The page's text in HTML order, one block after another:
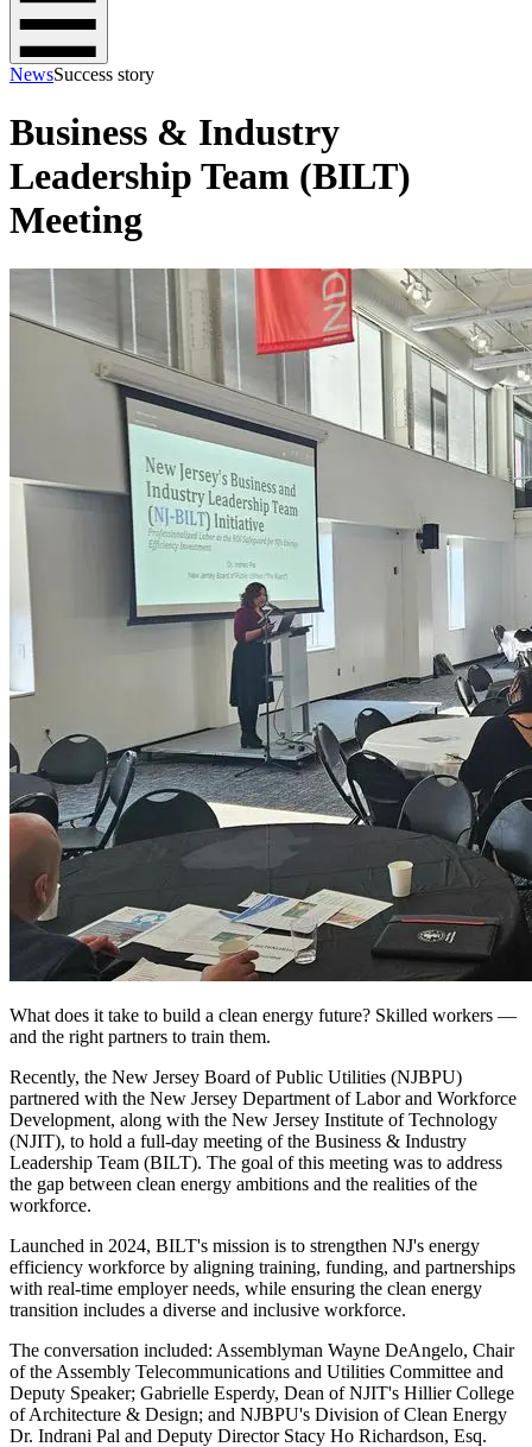
NewsSuccess story
Business & Industry
Leadership Team (BILT)
Meeting
What does it take to build a clean energy future? Skilled workers —
and the right partners to train them.​​​​‌ ‍ ​‍​‍‌‍ ‌ ​‍‌‍‍‌‌‍‌ ‌‍‍‌‌‍ ‍​‍​‍​ ‍‍​‍​‍‌ ​ ‌‍​‌‌‍ ‍‌‍‍‌‌ ‌​‌ ‍‌​‍ ‍‌‍‍‌‌‍ ​‍​‍​‍ ​​‍​‍‌‍‍​‌ ​‍‌‍‌‌‌‍‌‍​‍​‍​ ‍‍​‍​‍‌‍‍​‌ ‌​‌ ‌​‌ ​​​ ‍‍​‍ ​‍ ‌‍ ​‌‍ ‌‍​ ‌‍​‌‌‍ ​‌‍‍​‌‍ ‌ ​ ‌ ‌​​ ‍‍​ ​ ​ ​ ​ ​ ​ ​ ​‍ ‌‍‍‌‌‍ ‍‌ ‌​‌‍‌‌‌‍ ‍‌ ‌​​‍ ‌‍‌‌‌‍‌​‌‍‍‌‌ ‌​​‍ ‌‍ ‌‌‍ ‌‍‌​‌‍‌‌​ ‌‌ ​​‌ ​‍‌‍‌‌‌ ​ ‌‍‌‌‌‍ ‍‌ ‌​‌‍​‌‌ ‌​‌‍‍‌‌‍ ‌‍ ‍​ ‍ ‌‍‍‌‌‍‌​​ ‌​ ‍‌‌‍‌‍‌‍​ ​ ‌​​ ‌ ‌‍​ ​ ‍​​ ‌‍​‍ ‌‌‍​‍​ ‍​​ ‌‍​ ‌‍​‍ ‌​ ‌​​ ‌‍‌‍​‌​ ​​​‍ ‌‌‍​‍​ ‌ ‌‍‌‍‌‍​‍​‍ ‌‌‍‌‍​ ‍‌​ ‌ ​ ​‍‌‍‌‌‌‍​‍‌‍‌‍​ ​​‌‍‌‌‌‍‌‌‌‍‌‍​ ‍‌​ ‍ ‌ ‌​‌ ‍‌‌ ​​‌‍‌‌​ ‌‌‍​‌‌ ​‍‌ ‌​‌‍‍‌‌‍​ ‌‍ ​‌‍‌‌​ ‍ ‌ ​​‌‍​‌‌ ‌​‌‍‍​​ ‌‌ ​ ‌‍‌‌‌‍​ ‌ ‌​‌‍‍‌‌‍ ‌‍ ‍‌ ​ ​‍‌‌​ ‌‌‌​​‍‌‌ ‌‍‍ ‌‍‌‌‌ ‍‌​‍‌‌​ ​ ‌​‌​​‍‌‌​ ​ ‌​‌​​‍‌‌​ ​‍​ ​‍​ ‌‌​ ‌ ‌‍​‌‌‍​‌‌‍​ ​ ​​‌‍‌​‌‍​‍‌‍​ ‌‍‌​‌‍‌‍​ ‌ ​‍‌‌​ ​‍​ ​‍​‍‌‌​ ‌‌‌​‌​​‍ ‍‌‍​ ‌‍ ‌‍ ‍‌ ‌​‌‍‌‌‌‍ ‍‌ ‌​​‍‌‌​ ‌‌‌​​‍‌‌ ‌‍‍ ‌‍‌‌‌ ‍‌​‍‌‌​ ​ ‌​‌​​‍‌‌​ ​ ‌​‌​​‍‌‌​ ​‍​ ​‍​ ​ ​ ‍​​ ‍​​ ‍​‌‍‌‌​ ‍‌‌‍‌‌​ ​ ​ ‌ ‌‍‌‍​ ​​​ ‌‌​‍‌‌​ ​‍​ ​‍​‍‌‌​ ‌‌‌​‌​​‍ ‍‌‍​ ‌‍‍​‌‍‍‌‌‍ ​‌‍‌​‌ ​‍‌‍‌‌‌‍ ‍​‍‌‌​ ‌‌‌​​‍‌‌ ‌‍‍ ‌‍‌‌‌ ‍‌​‍‌‌​ ​ ‌​‌​​‍‌‌​ ​ ‌​‌​​‍‌‌​ ​‍​ ​‍​ ​‍​ ​​‌‍​‌​ ​​​ ‌​​ ​​​ ​ ‌‍​ ​ ‍‌‌‍​ ‌‍‌‍‌‍​ ​‍‌‌​ ​‍​ ​‍​‍‌‌​ ‌‌‌​‌​​‍ ‍‌ ‌​‌‍‌‌‌ ‍​‌ ‌​​ ‌‍​‍‌‍​‌‌ ​ ‌‍‌‌‌‌‌‌‌ ​‍‌‍ ​​ ‌‌‍‍​‌ ‌​‌ ‌​‌ ​​​‍‌‌​ ​ ‌​​‌​‍‌‌​ ​‍‌​‌‍​‍‌‌​ ​‍‌​‌‍‌‍ ​‌‍ ‌‍​ ‌‍​‌‌‍ ​‌‍‍​‌‍ ‌ ​ ‌ ‌​​‍‌‌​ ​ ‌​​‌​ ​ ​ ​ ​ ​ ​ ​ ​‍‌‍‌‍‍‌‌‍‌​​ ‌​ ‍‌‌‍‌‍‌‍​ ​ ‌​​ ‌ ‌‍​ ​ ‍​​ ‌‍​‍ ‌‌‍​‍​ ‍​​ ‌‍​ ‌‍​‍ ‌​ ‌​​ ‌‍‌‍​‌​ ​​​‍ ‌‌‍​‍​ ‌ ‌‍‌‍‌‍​‍​‍ ‌‌‍‌‍​ ‍‌​ ‌ ​ ​‍‌‍‌‌‌‍​‍‌‍‌‍​ ​​‌‍‌‌‌‍‌‌‌‍‌‍​ ‍‌​‍‌‍‌ ‌​‌ ‍‌‌ ​​‌‍‌‌​ ‌‌‍​‌‌ ​‍‌ ‌​‌‍‍‌‌‍​ ‌‍ ​‌‍‌‌​‍‌‍‌ ​​‌‍​‌‌ ‌​‌‍‍​​ ‌‌ ​ ‌‍‌‌‌‍​ ‌ ‌​‌‍‍‌‌‍ ‌‍ ‍‌ ​ ​‍‌‌​ ‌‌‌​​‍‌‌ ‌‍‍ ‌‍‌‌‌ ‍‌​‍‌‌​ ​ ‌​‌​​‍‌‌​ ​ ‌​‌​​‍‌‌​ ​‍​ ​‍​ ‌‌​ ‌ ‌‍​‌‌‍​‌‌‍​ ​ ​​‌‍‌​‌‍​‍‌‍​ ‌‍‌​‌‍‌‍​ ‌ ​‍‌‌​ ​‍​ ​‍​‍‌‌​ ‌‌‌​‌​​‍ ‍‌‍​ ‌‍ ‌‍ ‍‌ ‌​‌‍‌‌‌‍ ‍‌ ‌​​‍‌‌​ ‌‌‌​​‍‌‌ ‌‍‍ ‌‍‌‌‌ ‍‌​‍‌‌​ ​ ‌​‌​​‍‌‌​ ​ ‌​‌​​‍‌‌​ ​‍​ ​‍​ ​ ​ ‍​​ ‍​​ ‍​‌‍‌‌​ ‍‌‌‍‌‌​ ​ ​ ‌ ‌‍‌‍​ ​​​ ‌‌​‍‌‌​ ​‍​ ​‍​‍‌‌​ ‌‌‌​‌​​‍ ‍‌‍​ ‌‍‍​‌‍‍‌‌‍ ​‌‍‌​‌ ​‍‌‍‌‌‌‍ ‍​‍‌‌​ ‌‌‌​​‍‌‌ ‌‍‍ ‌‍‌‌‌ ‍‌​‍‌‌​ ​ ‌​‌​​‍‌‌​ ​ ‌​‌​​‍‌‌​ ​‍​ ​‍​ ​‍​ ​​‌‍​‌​ ​​​ ‌​​ ​​​ ​ ‌‍​ ​ ‍‌‌‍​ ‌‍‌‍‌‍​ ​‍‌‌​ ​‍​ ​‍​‍‌‌​ ‌‌‌​‌​​‍ ‍‌ ‌​‌‍‌‌‌ ‍​‌ ‌​​‍‌‍‌ ​​‌‍‌‌‌ ​‍‌ ​ ‌ ​​‌‍‌‌‌‍​ ‌ ‌​‌‍‍‌‌ ‌‍‌‍‌‌​ ‌‌ ​​‌ ‌‌‌‍​‍‌‍ ​‌‍‍‌‌ ​ ‌‍‍​‌‍‌‌‌‍‌​​‍​‍‌ ‌
Recently, the New Jersey Board of Public Utilities (NJBPU)
partnered with the New Jersey Department of Labor and Workforce
Development, along with the New Jersey Institute of Technology
(NJIT), to hold a full-day meeting of the Business & Industry
Leadership Team (BILT). The goal of this meeting was to address
the gap between clean energy ambitions and the realities of the
workforce.​​​​‌ ‍ ​‍​‍‌‍ ‌ ​‍‌‍‍‌‌‍‌ ‌‍‍‌‌‍ ‍​‍​‍​ ‍‍​‍​‍‌ ​ ‌‍​‌‌‍ ‍‌‍‍‌‌ ‌​‌ ‍‌​‍ ‍‌‍‍‌‌‍ ​‍​‍​‍ ​​‍​‍‌‍‍​‌ ​‍‌‍‌‌‌‍‌‍​‍​‍​ ‍‍​‍​‍‌‍‍​‌ ‌​‌ ‌​‌ ​​​ ‍‍​‍ ​‍ ‌‍ ​‌‍ ‌‍​ ‌‍​‌‌‍ ​‌‍‍​‌‍ ‌ ​ ‌ ‌​​ ‍‍​ ​ ​ ​ ​ ​ ​ ​ ​‍ ‌‍‍‌‌‍ ‍‌ ‌​‌‍‌‌‌‍ ‍‌ ‌​​‍ ‌‍‌‌‌‍‌​‌‍‍‌‌ ‌​​‍ ‌‍ ‌‌‍ ‌‍‌​‌‍‌‌​ ‌‌ ​​‌ ​‍‌‍‌‌‌ ​ ‌‍‌‌‌‍ ‍‌ ‌​‌‍​‌‌ ‌​‌‍‍‌‌‍ ‌‍ ‍​ ‍ ‌‍‍‌‌‍‌​​ ‌​ ‍‌‌‍‌‍‌‍​ ​ ‌​​ ‌ ‌‍​ ​ ‍​​ ‌‍​‍ ‌‌‍​‍​ ‍​​ ‌‍​ ‌‍​‍ ‌​ ‌​​ ‌‍‌‍​‌​ ​​​‍ ‌‌‍​‍​ ‌ ‌‍‌‍‌‍​‍​‍ ‌‌‍‌‍​ ‍‌​ ‌ ​ ​‍‌‍‌‌‌‍​‍‌‍‌‍​ ​​‌‍‌‌‌‍‌‌‌‍‌‍​ ‍‌​ ‍ ‌ ‌​‌ ‍‌‌ ​​‌‍‌‌​ ‌‌‍​‌‌ ​‍‌ ‌​‌‍‍‌‌‍​ ‌‍ ​‌‍‌‌​ ‍ ‌ ​​‌‍​‌‌ ‌​‌‍‍​​ ‌‌ ​ ‌‍‌‌‌‍​ ‌ ‌​‌‍‍‌‌‍ ‌‍ ‍‌ ​ ​‍‌‌​ ‌‌‌​​‍‌‌ ‌‍‍ ‌‍‌‌‌ ‍‌​‍‌‌​ ​ ‌​‌​​‍‌‌​ ​ ‌​‌​​‍‌‌​ ​‍​ ​‍​ ‌‌​ ‌ ‌‍​‌‌‍​‌‌‍​ ​ ​​‌‍‌​‌‍​‍‌‍​ ‌‍‌​‌‍‌‍​ ‌ ​‍‌‌​ ​‍​ ​‍​‍‌‌​ ‌‌‌​‌​​‍ ‍‌‍​ ‌‍ ‌‍ ‍‌ ‌​‌‍‌‌‌‍ ‍‌ ‌​​‍‌‌​ ‌‌‌​​‍‌‌ ‌‍‍ ‌‍‌‌‌ ‍‌​‍‌‌​ ​ ‌​‌​​‍‌‌​ ​ ‌​‌​​‍‌‌​ ​‍​ ​‍‌‍‌​​ ​‍​ ​‍‌‍‌‌​ ‌‌‌‍​ ‌‍‌​‌‍​‌‌‍‌​​ ​​​ ​‍​ ​​​‍‌‌​ ​‍​ ​‍​‍‌‌​ ‌‌‌​‌​​‍ ‍‌‍​ ‌‍‍​‌‍‍‌‌‍ ​‌‍‌​‌ ​‍‌‍‌‌‌‍ ‍​‍‌‌​ ‌‌‌​​‍‌‌ ‌‍‍ ‌‍‌‌‌ ‍‌​‍‌‌​ ​ ‌​‌​​‍‌‌​ ​ ‌​‌​​‍‌‌​ ​‍​ ​‍​ ​‍‌‍​‍‌‍​‌‌‍‌​​ ​​‌‍​‌‌‍​‍​ ‌ ​ ​‌​ ​‍‌‍‌​‌‍‌‍​‍‌‌​ ​‍​ ​‍​‍‌‌​ ‌‌‌​‌​​‍ ‍‌ ‌​‌‍‌‌‌ ‍​‌ ‌​​ ‌‍​‍‌‍​‌‌ ​ ‌‍‌‌‌‌‌‌‌ ​‍‌‍ ​​ ‌‌‍‍​‌ ‌​‌ ‌​‌ ​​​‍‌‌​ ​ ‌​​‌​‍‌‌​ ​‍‌​‌‍​‍‌‌​ ​‍‌​‌‍‌‍ ​‌‍ ‌‍​ ‌‍​‌‌‍ ​‌‍‍​‌‍ ‌ ​ ‌ ‌​​‍‌‌​ ​ ‌​​‌​ ​ ​ ​ ​ ​ ​ ​ ​‍‌‍‌‍‍‌‌‍‌​​ ‌​ ‍‌‌‍‌‍‌‍​ ​ ‌​​ ‌ ‌‍​ ​ ‍​​ ‌‍​‍ ‌‌‍​‍​ ‍​​ ‌‍​ ‌‍​‍ ‌​ ‌​​ ‌‍‌‍​‌​ ​​​‍ ‌‌‍​‍​ ‌ ‌‍‌‍‌‍​‍​‍ ‌‌‍‌‍​ ‍‌​ ‌ ​ ​‍‌‍‌‌‌‍​‍‌‍‌‍​ ​​‌‍‌‌‌‍‌‌‌‍‌‍​ ‍‌​‍‌‍‌ ‌​‌ ‍‌‌ ​​‌‍‌‌​ ‌‌‍​‌‌ ​‍‌ ‌​‌‍‍‌‌‍​ ‌‍ ​‌‍‌‌​‍‌‍‌ ​​‌‍​‌‌ ‌​‌‍‍​​ ‌‌ ​ ‌‍‌‌‌‍​ ‌ ‌​‌‍‍‌‌‍ ‌‍ ‍‌ ​ ​‍‌‌​ ‌‌‌​​‍‌‌ ‌‍‍ ‌‍‌‌‌ ‍‌​‍‌‌​ ​ ‌​‌​​‍‌‌​ ​ ‌​‌​​‍‌‌​ ​‍​ ​‍​ ‌‌​ ‌ ‌‍​‌‌‍​‌‌‍​ ​ ​​‌‍‌​‌‍​‍‌‍​ ‌‍‌​‌‍‌‍​ ‌ ​‍‌‌​ ​‍​ ​‍​‍‌‌​ ‌‌‌​‌​​‍ ‍‌‍​ ‌‍ ‌‍ ‍‌ ‌​‌‍‌‌‌‍ ‍‌ ‌​​‍‌‌​ ‌‌‌​​‍‌‌ ‌‍‍ ‌‍‌‌‌ ‍‌​‍‌‌​ ​ ‌​‌​​‍‌‌​ ​ ‌​‌​​‍‌‌​ ​‍​ ​‍‌‍‌​​ ​‍​ ​‍‌‍‌‌​ ‌‌‌‍​ ‌‍‌​‌‍​‌‌‍‌​​ ​​​ ​‍​ ​​​‍‌‌​ ​‍​ ​‍​‍‌‌​ ‌‌‌​‌​​‍ ‍‌‍​ ‌‍‍​‌‍‍‌‌‍ ​‌‍‌​‌ ​‍‌‍‌‌‌‍ ‍​‍‌‌​ ‌‌‌​​‍‌‌ ‌‍‍ ‌‍‌‌‌ ‍‌​‍‌‌​ ​ ‌​‌​​‍‌‌​ ​ ‌​‌​​‍‌‌​ ​‍​ ​‍​ ​‍‌‍​‍‌‍​‌‌‍‌​​ ​​‌‍​‌‌‍​‍​ ‌ ​ ​‌​ ​‍‌‍‌​‌‍‌‍​‍‌‌​ ​‍​ ​‍​‍‌‌​ ‌‌‌​‌​​‍ ‍‌ ‌​‌‍‌‌‌ ‍​‌ ‌​​‍‌‍‌ ​​‌‍‌‌‌ ​‍‌ ​ ‌ ​​‌‍‌‌‌‍​ ‌ ‌​‌‍‍‌‌ ‌‍‌‍‌‌​ ‌‌ ​​‌ ‌‌‌‍​‍‌‍ ​‌‍‍‌‌ ​ ‌‍‍​‌‍‌‌‌‍‌​​‍​‍‌ ‌
Launched in 2024, BILT's mission is to strengthen NJ's energy
efficiency workforce by aligning training, funding, and partnerships
with real-time employer needs, while ensuring the clean energy
transition includes a diverse and inclusive workforce.​​​​‌ ‍ ​‍​‍‌‍ ‌ ​‍‌‍‍‌‌‍‌ ‌‍‍‌‌‍ ‍​‍​‍​ ‍‍​‍​‍‌ ​ ‌‍​‌‌‍ ‍‌‍‍‌‌ ‌​‌ ‍‌​‍ ‍‌‍‍‌‌‍ ​‍​‍​‍ ​​‍​‍‌‍‍​‌ ​‍‌‍‌‌‌‍‌‍​‍​‍​ ‍‍​‍​‍‌‍‍​‌ ‌​‌ ‌​‌ ​​​ ‍‍​‍ ​‍ ‌‍ ​‌‍ ‌‍​ ‌‍​‌‌‍ ​‌‍‍​‌‍ ‌ ​ ‌ ‌​​ ‍‍​ ​ ​ ​ ​ ​ ​ ​ ​‍ ‌‍‍‌‌‍ ‍‌ ‌​‌‍‌‌‌‍ ‍‌ ‌​​‍ ‌‍‌‌‌‍‌​‌‍‍‌‌ ‌​​‍ ‌‍ ‌‌‍ ‌‍‌​‌‍‌‌​ ‌‌ ​​‌ ​‍‌‍‌‌‌ ​ ‌‍‌‌‌‍ ‍‌ ‌​‌‍​‌‌ ‌​‌‍‍‌‌‍ ‌‍ ‍​ ‍ ‌‍‍‌‌‍‌​​ ‌​ ‍‌‌‍‌‍‌‍​ ​ ‌​​ ‌ ‌‍​ ​ ‍​​ ‌‍​‍ ‌‌‍​‍​ ‍​​ ‌‍​ ‌‍​‍ ‌​ ‌​​ ‌‍‌‍​‌​ ​​​‍ ‌‌‍​‍​ ‌ ‌‍‌‍‌‍​‍​‍ ‌‌‍‌‍​ ‍‌​ ‌ ​ ​‍‌‍‌‌‌‍​‍‌‍‌‍​ ​​‌‍‌‌‌‍‌‌‌‍‌‍​ ‍‌​ ‍ ‌ ‌​‌ ‍‌‌ ​​‌‍‌‌​ ‌‌‍​‌‌ ​‍‌ ‌​‌‍‍‌‌‍​ ‌‍ ​‌‍‌‌​ ‍ ‌ ​​‌‍​‌‌ ‌​‌‍‍​​ ‌‌ ​ ‌‍‌‌‌‍​ ‌ ‌​‌‍‍‌‌‍ ‌‍ ‍‌ ​ ​‍‌‌​ ‌‌‌​​‍‌‌ ‌‍‍ ‌‍‌‌‌ ‍‌​‍‌‌​ ​ ‌​‌​​‍‌‌​ ​ ‌​‌​​‍‌‌​ ​‍​ ​‍​ ‌‌​ ‌ ‌‍​‌‌‍​‌‌‍​ ​ ​​‌‍‌​‌‍​‍‌‍​ ‌‍‌​‌‍‌‍​ ‌ ​‍‌‌​ ​‍​ ​‍​‍‌‌​ ‌‌‌​‌​​‍ ‍‌‍​ ‌‍ ‌‍ ‍‌ ‌​‌‍‌‌‌‍ ‍‌ ‌​​‍‌‌​ ‌‌‌​​‍‌‌ ‌‍‍ ‌‍‌‌‌ ‍‌​‍‌‌​ ​ ‌​‌​​‍‌‌​ ​ ‌​‌​​‍‌‌​ ​‍​ ​‍‌‍​‌​ ‌‍​ ​‌‌‍​‍​ ‌ ‌‍​ ​ ​‍‌‍​ ​ ‌‌‌‍‌​​ ‌​‌‍​‌​‍‌‌​ ​‍​ ​‍​‍‌‌​ ‌‌‌​‌​​‍ ‍‌‍​ ‌‍‍​‌‍‍‌‌‍ ​‌‍‌​‌ ​‍‌‍‌‌‌‍ ‍​‍‌‌​ ‌‌‌​​‍‌‌ ‌‍‍ ‌‍‌‌‌ ‍‌​‍‌‌​ ​ ‌​‌​​‍‌‌​ ​ ‌​‌​​‍‌‌​ ​‍​ ​‍​ ‌‍​ ​‌‌‍‌​‌‍​‌​ ‌‍​ ‌‍​ ‌‌​ ‌​​ ​ ‌‍​ ​ ​ ‌‍​ ​‍‌‌​ ​‍​ ​‍​‍‌‌​ ‌‌‌​‌​​‍ ‍‌ ‌​‌‍‌‌‌ ‍​‌ ‌​​ ‌‍​‍‌‍​‌‌ ​ ‌‍‌‌‌‌‌‌‌ ​‍‌‍ ​​ ‌‌‍‍​‌ ‌​‌ ‌​‌ ​​​‍‌‌​ ​ ‌​​‌​‍‌‌​ ​‍‌​‌‍​‍‌‌​ ​‍‌​‌‍‌‍ ​‌‍ ‌‍​ ‌‍​‌‌‍ ​‌‍‍​‌‍ ‌ ​ ‌ ‌​​‍‌‌​ ​ ‌​​‌​ ​ ​ ​ ​ ​ ​ ​ ​‍‌‍‌‍‍‌‌‍‌​​ ‌​ ‍‌‌‍‌‍‌‍​ ​ ‌​​ ‌ ‌‍​ ​ ‍​​ ‌‍​‍ ‌‌‍​‍​ ‍​​ ‌‍​ ‌‍​‍ ‌​ ‌​​ ‌‍‌‍​‌​ ​​​‍ ‌‌‍​‍​ ‌ ‌‍‌‍‌‍​‍​‍ ‌‌‍‌‍​ ‍‌​ ‌ ​ ​‍‌‍‌‌‌‍​‍‌‍‌‍​ ​​‌‍‌‌‌‍‌‌‌‍‌‍​ ‍‌​‍‌‍‌ ‌​‌ ‍‌‌ ​​‌‍‌‌​ ‌‌‍​‌‌ ​‍‌ ‌​‌‍‍‌‌‍​ ‌‍ ​‌‍‌‌​‍‌‍‌ ​​‌‍​‌‌ ‌​‌‍‍​​ ‌‌ ​ ‌‍‌‌‌‍​ ‌ ‌​‌‍‍‌‌‍ ‌‍ ‍‌ ​ ​‍‌‌​ ‌‌‌​​‍‌‌ ‌‍‍ ‌‍‌‌‌ ‍‌​‍‌‌​ ​ ‌​‌​​‍‌‌​ ​ ‌​‌​​‍‌‌​ ​‍​ ​‍​ ‌‌​ ‌ ‌‍​‌‌‍​‌‌‍​ ​ ​​‌‍‌​‌‍​‍‌‍​ ‌‍‌​‌‍‌‍​ ‌ ​‍‌‌​ ​‍​ ​‍​‍‌‌​ ‌‌‌​‌​​‍ ‍‌‍​ ‌‍ ‌‍ ‍‌ ‌​‌‍‌‌‌‍ ‍‌ ‌​​‍‌‌​ ‌‌‌​​‍‌‌ ‌‍‍ ‌‍‌‌‌ ‍‌​‍‌‌​ ​ ‌​‌​​‍‌‌​ ​ ‌​‌​​‍‌‌​ ​‍​ ​‍‌‍​‌​ ‌‍​ ​‌‌‍​‍​ ‌ ‌‍​ ​ ​‍‌‍​ ​ ‌‌‌‍‌​​ ‌​‌‍​‌​‍‌‌​ ​‍​ ​‍​‍‌‌​ ‌‌‌​‌​​‍ ‍‌‍​ ‌‍‍​‌‍‍‌‌‍ ​‌‍‌​‌ ​‍‌‍‌‌‌‍ ‍​‍‌‌​ ‌‌‌​​‍‌‌ ‌‍‍ ‌‍‌‌‌ ‍‌​‍‌‌​ ​ ‌​‌​​‍‌‌​ ​ ‌​‌​​‍‌‌​ ​‍​ ​‍​ ‌‍​ ​‌‌‍‌​‌‍​‌​ ‌‍​ ‌‍​ ‌‌​ ‌​​ ​ ‌‍​ ​ ​ ‌‍​ ​‍‌‌​ ​‍​ ​‍​‍‌‌​ ‌‌‌​‌​​‍ ‍‌ ‌​‌‍‌‌‌ ‍​‌ ‌​​‍‌‍‌ ​​‌‍‌‌‌ ​‍‌ ​ ‌ ​​‌‍‌‌‌‍​ ‌ ‌​‌‍‍‌‌ ‌‍‌‍‌‌​ ‌‌ ​​‌ ‌‌‌‍​‍‌‍ ​‌‍‍‌‌ ​ ‌‍‍​‌‍‌‌‌‍‌​​‍​‍‌ ‌
The conversation included: Assemblyman Wayne DeAngelo, Chair
of the Assembly Telecommunications and Utilities Committee and
Deputy Speaker; Gabrielle Esperdy, Dean of NJIT's Hillier College
of Architecture & Design; and NJBPU's Division of Clean Energy
Dr. Indrani Pal and Deputy Director Stacy Ho Richardson, Esq.​​​​‌ ‍ ​‍​‍‌‍ ‌ ​‍‌‍‍‌‌‍‌ ‌‍‍‌‌‍ ‍​‍​‍​ ‍‍​‍​‍‌ ​ ‌‍​‌‌‍ ‍‌‍‍‌‌ ‌​‌ ‍‌​‍ ‍‌‍‍‌‌‍ ​‍​‍​‍ ​​‍​‍‌‍‍​‌ ​‍‌‍‌‌‌‍‌‍​‍​‍​ ‍‍​‍​‍‌‍‍​‌ ‌​‌ ‌​‌ ​​​ ‍‍​‍ ​‍ ‌‍ ​‌‍ ‌‍​ ‌‍​‌‌‍ ​‌‍‍​‌‍ ‌ ​ ‌ ‌​​ ‍‍​ ​ ​ ​ ​ ​ ​ ​ ​‍ ‌‍‍‌‌‍ ‍‌ ‌​‌‍‌‌‌‍ ‍‌ ‌​​‍ ‌‍‌‌‌‍‌​‌‍‍‌‌ ‌​​‍ ‌‍ ‌‌‍ ‌‍‌​‌‍‌‌​ ‌‌ ​​‌ ​‍‌‍‌‌‌ ​ ‌‍‌‌‌‍ ‍‌ ‌​‌‍​‌‌ ‌​‌‍‍‌‌‍ ‌‍ ‍​ ‍ ‌‍‍‌‌‍‌​​ ‌​ ‍‌‌‍‌‍‌‍​ ​ ‌​​ ‌ ‌‍​ ​ ‍​​ ‌‍​‍ ‌‌‍​‍​ ‍​​ ‌‍​ ‌‍​‍ ‌​ ‌​​ ‌‍‌‍​‌​ ​​​‍ ‌‌‍​‍​ ‌ ‌‍‌‍‌‍​‍​‍ ‌‌‍‌‍​ ‍‌​ ‌ ​ ​‍‌‍‌‌‌‍​‍‌‍‌‍​ ​​‌‍‌‌‌‍‌‌‌‍‌‍​ ‍‌​ ‍ ‌ ‌​‌ ‍‌‌ ​​‌‍‌‌​ ‌‌‍​‌‌ ​‍‌ ‌​‌‍‍‌‌‍​ ‌‍ ​‌‍‌‌​ ‍ ‌ ​​‌‍​‌‌ ‌​‌‍‍​​ ‌‌ ​ ‌‍‌‌‌‍​ ‌ ‌​‌‍‍‌‌‍ ‌‍ ‍‌ ​ ​‍‌‌​ ‌‌‌​​‍‌‌ ‌‍‍ ‌‍‌‌‌ ‍‌​‍‌‌​ ​ ‌​‌​​‍‌‌​ ​ ‌​‌​​‍‌‌​ ​‍​ ​‍​ ‌‌​ ‌ ‌‍​‌‌‍​‌‌‍​ ​ ​​‌‍‌​‌‍​‍‌‍​ ‌‍‌​‌‍‌‍​ ‌ ​‍‌‌​ ​‍​ ​‍​‍‌‌​ ‌‌‌​‌​​‍ ‍‌‍​ ‌‍ ‌‍ ‍‌ ‌​‌‍‌‌‌‍ ‍‌ ‌​​‍‌‌​ ‌‌‌​​‍‌‌ ‌‍‍ ‌‍‌‌‌ ‍‌​‍‌‌​ ​ ‌​‌​​‍‌‌​ ​ ‌​‌​​‍‌‌​ ​‍​ ​‍​ ‍‌‌‍​ ​ ​​​ ​​​ ​‍‌‍​‌‌‍‌‌‌‍‌‍‌‍​‌‌‍​‍​ ‌‌​ ‌ ​‍‌‌​ ​‍​ ​‍​‍‌‌​ ‌‌‌​‌​​‍ ‍‌‍​ ‌‍‍​‌‍‍‌‌‍ ​‌‍‌​‌ ​‍‌‍‌‌‌‍ ‍​‍‌‌​ ‌‌‌​​‍‌‌ ‌‍‍ ‌‍‌‌‌ ‍‌​‍‌‌​ ​ ‌​‌​​‍‌‌​ ​ ‌​‌​​‍‌‌​ ​‍​ ​‍‌‍​‍‌‍‌‌‌‍‌‌​ ‍‌​ ‌‌‌‍‌‍​ ‌‌‌‍‌‌‌‍​‍​ ‌ ​ ‌ ‌‍‌‌​‍‌‌​ ​‍​ ​‍​‍‌‌​ ‌‌‌​‌​​‍ ‍‌ ‌​‌‍‌‌‌ ‍​‌ ‌​​ ‌‍​‍‌‍​‌‌ ​ ‌‍‌‌‌‌‌‌‌ ​‍‌‍ ​​ ‌‌‍‍​‌ ‌​‌ ‌​‌ ​​​‍‌‌​ ​ ‌​​‌​‍‌‌​ ​‍‌​‌‍​‍‌‌​ ​‍‌​‌‍‌‍ ​‌‍ ‌‍​ ‌‍​‌‌‍ ​‌‍‍​‌‍ ‌ ​ ‌ ‌​​‍‌‌​ ​ ‌​​‌​ ​ ​ ​ ​ ​ ​ ​ ​‍‌‍‌‍‍‌‌‍‌​​ ‌​ ‍‌‌‍‌‍‌‍​ ​ ‌​​ ‌ ‌‍​ ​ ‍​​ ‌‍​‍ ‌‌‍​‍​ ‍​​ ‌‍​ ‌‍​‍ ‌​ ‌​​ ‌‍‌‍​‌​ ​​​‍ ‌‌‍​‍​ ‌ ‌‍‌‍‌‍​‍​‍ ‌‌‍‌‍​ ‍‌​ ‌ ​ ​‍‌‍‌‌‌‍​‍‌‍‌‍​ ​​‌‍‌‌‌‍‌‌‌‍‌‍​ ‍‌​‍‌‍‌ ‌​‌ ‍‌‌ ​​‌‍‌‌​ ‌‌‍​‌‌ ​‍‌ ‌​‌‍‍‌‌‍​ ‌‍ ​‌‍‌‌​‍‌‍‌ ​​‌‍​‌‌ ‌​‌‍‍​​ ‌‌ ​ ‌‍‌‌‌‍​ ‌ ‌​‌‍‍‌‌‍ ‌‍ ‍‌ ​ ​‍‌‌​ ‌‌‌​​‍‌‌ ‌‍‍ ‌‍‌‌‌ ‍‌​‍‌‌​ ​ ‌​‌​​‍‌‌​ ​ ‌​‌​​‍‌‌​ ​‍​ ​‍​ ‌‌​ ‌ ‌‍​‌‌‍​‌‌‍​ ​ ​​‌‍‌​‌‍​‍‌‍​ ‌‍‌​‌‍‌‍​ ‌ ​‍‌‌​ ​‍​ ​‍​‍‌‌​ ‌‌‌​‌​​‍ ‍‌‍​ ‌‍ ‌‍ ‍‌ ‌​‌‍‌‌‌‍ ‍‌ ‌​​‍‌‌​ ‌‌‌​​‍‌‌ ‌‍‍ ‌‍‌‌‌ ‍‌​‍‌‌​ ​ ‌​‌​​‍‌‌​ ​ ‌​‌​​‍‌‌​ ​‍​ ​‍​ ‍‌‌‍​ ​ ​​​ ​​​ ​‍‌‍​‌‌‍‌‌‌‍‌‍‌‍​‌‌‍​‍​ ‌‌​ ‌ ​‍‌‌​ ​‍​ ​‍​‍‌‌​ ‌‌‌​‌​​‍ ‍‌‍​ ‌‍‍​‌‍‍‌‌‍ ​‌‍‌​‌ ​‍‌‍‌‌‌‍ ‍​‍‌‌​ ‌‌‌​​‍‌‌ ‌‍‍ ‌‍‌‌‌ ‍‌​‍‌‌​ ​ ‌​‌​​‍‌‌​ ​ ‌​‌​​‍‌‌​ ​‍​ ​‍‌‍​‍‌‍‌‌‌‍‌‌​ ‍‌​ ‌‌‌‍‌‍​ ‌‌‌‍‌‌‌‍​‍​ ‌ ​ ‌ ‌‍‌‌​‍‌‌​ ​‍​ ​‍​‍‌‌​ ‌‌‌​‌​​‍ ‍‌ ‌​‌‍‌‌‌ ‍​‌ ‌​​‍‌‍‌ ​​‌‍‌‌‌ ​‍‌ ​ ‌ ​​‌‍‌‌‌‍​ ‌ ‌​‌‍‍‌‌ ‌‍‌‍‌‌​ ‌‌ ​​‌ ‌‌‌‍​‍‌‍ ​‌‍‍‌‌ ​ ‌‍‍​‌‍‌‌‌‍‌​​‍​‍‌ ‌